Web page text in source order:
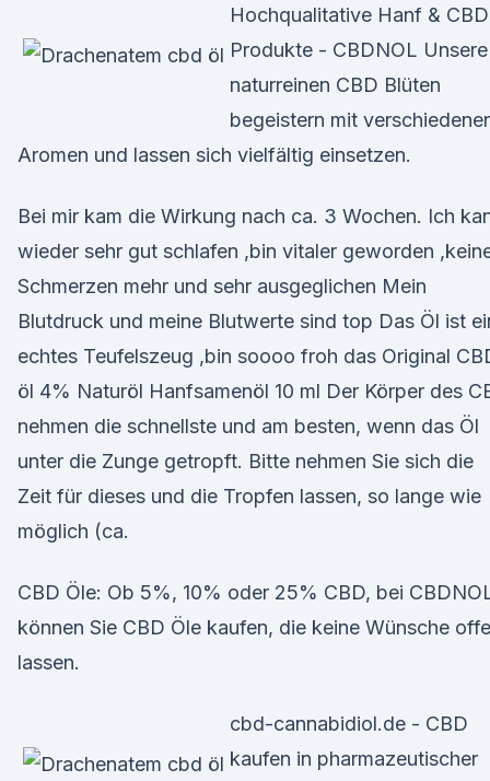
Hochqualitative Hanf & CBD
Produkte - CBDNOL Unsere
naturreinen CBD Blüten
begeistern mit
Aromen und lassen sich vielfältig einsetzen.
Bei mir kam die Wirkung nach ca. 3 Wochen. Ich
wieder sehr gut schlafen ,bin vitaler geworden
Schmerzen mehr und sehr ausgeglichen Mein
Blutdruck und meine Blutwerte sind top Das Öl ist
echtes Teufelszeug ,bin soooo froh das Original
öl 4% Naturöl Hanfsamenöl 10 ml Der Körper des
nehmen die schnellste und am besten, wenn das Öl
unter die Zunge getropft. Bitte nehmen Sie sich die
Zeit für dieses und die Tropfen lassen, so lange wie
möglich (ca.
CBD Öle: Ob 5%, 10% oder 25% CBD, bei
können Sie CBD Öle kaufen, die keine Wünsche
lassen.
cbd-cannabidiol.de - CBD
kaufen in pharmazeutischer